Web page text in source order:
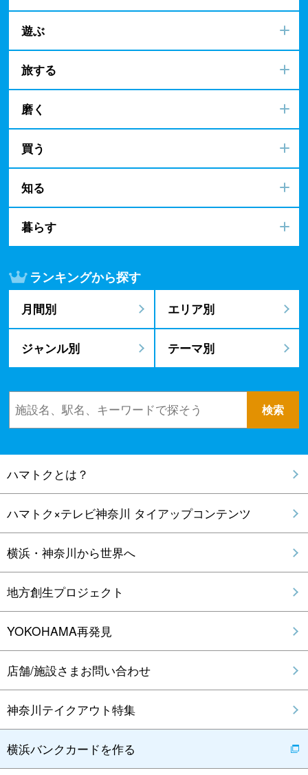
遊ぶ
旅する
磨く
買う
知る
暮らす
ランキングから探す
月間別 エリア別
ジャンル別 テーマ別
ハマトクとは？
ハマトク×テレビ神奈川 タイアップコンテンツ
横浜・神奈川から世界へ
地方創生プロジェクト
YOKOHAMA再発見
店舗/施設さまお問い合わせ
神奈川テイクアウト特集
横浜バンクカードを作る